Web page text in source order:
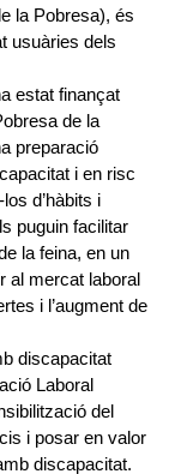
la Pobresa), és
usuàries dels
estat finançat
de la
preparació
i en risc
d’hàbits i
puguin facilitar
la feina, en un
al mercat laboral
i l’augment de
discapacitat
Laboral
del
i posar en valor
discapacitat.